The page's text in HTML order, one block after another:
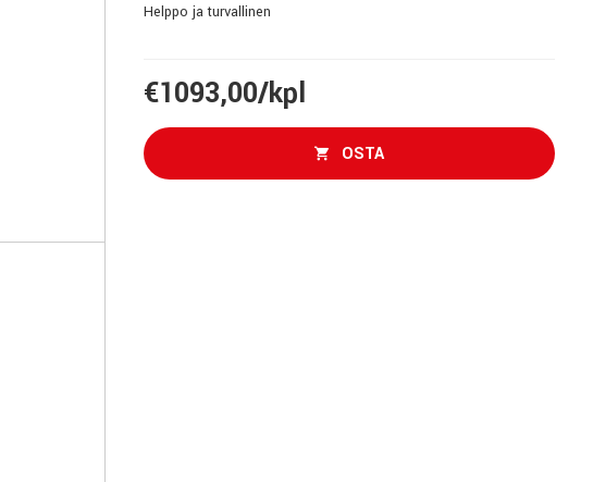
Helppo ja turvallinen
€1093,00/kpl
OSTA